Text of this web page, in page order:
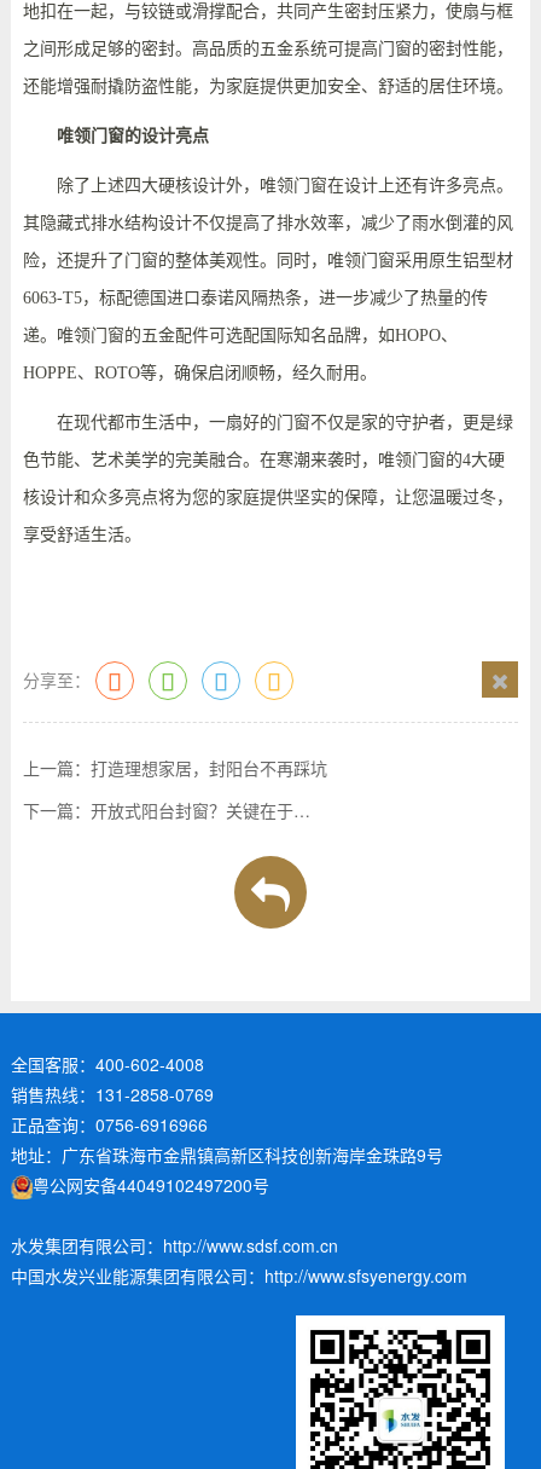
地扣在一起，与铰链或滑撑配合，共同产生密封压紧力，使扇与框
之间形成足够的密封。 高品质的五金系统可 提高门窗的密封性能，
还能增强耐撬防盗性能，为家庭提供更加安全、舒适的居住环境。
唯领门窗的设计亮点
除了上述四大硬核设计外，唯领门窗在设计上还有许多亮点。
其隐藏式排水结构设计不仅提高了排水效率，减少了雨水倒灌的风
险，还提升了门窗的整体美观性。同时，唯领门窗采用原生铝型材
6063-T5，标配德国进口泰诺风隔热条，进一步减少了热量的传
递。唯领门窗的五金配件可 选配 国际知名品牌，如HOPO、
HOPPE、ROTO等，确保启闭顺畅，经久耐用。
在现代都市生活中，一扇好的门窗不仅是家的守护者，更是绿
色节能、艺术美学的完美融合。在寒潮来袭时，唯领门窗的4大硬
核设计和众多亮点将为您的家庭提供坚实的保障，让您温暖过冬，
享受舒适生活。
分享至：
上一篇： 打造理想家居，封阳台不再踩坑
下一篇： 开放式阳台封窗？关键在于…
全国客服：400-602-4008
销售热线：131-2858-0769
正品查询：0756-6916966
地址：广东省珠海市金鼎镇高新区科技创新海岸金珠路9号
粤公网安备44049102497200号
水发集团有限公司：http://www.sdsf.com.cn
中国水发兴业能源集团有限公司：http://www.sfsyenergy.com